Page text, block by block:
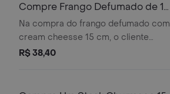
Compre Frango Defumado de 15
Cm e Leve Sub Pop Subway*
Na compra do frango defumado com
cream cheesse 15 cm, o cliente
ganha um sub pop alface e tomate
R$ 38,40